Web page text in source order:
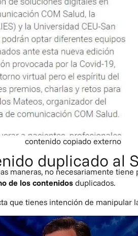
duplicado al
maneras, no necesariamente tiene
de los contenidos duplicados.
que tienes intención de manipular